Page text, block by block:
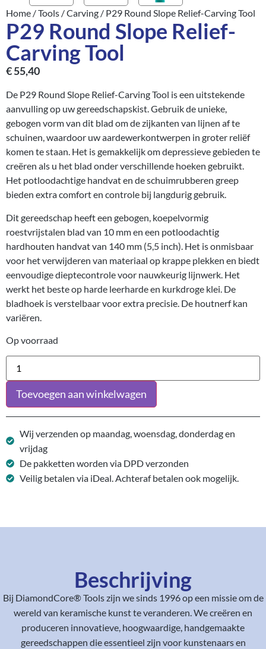
Home /Tools /Carving / P29 Round Slope Relief-Carving Tool
P29 Round Slope Relief-
Carving Tool
€55,40
De P29 Round Slope Relief-Carving Tool is een uitstekende
aanvulling op uw gereedschapskist. Gebruik de unieke,
gebogen vorm van dit blad om de zijkanten van lijnen af te
schuinen, waardoor uw aardewerkontwerpen in groter reliëf
komen te staan. Het is gemakkelijk om depressieve gebieden te
creëren als u het blad onder verschillende hoeken gebruikt.
Het potloodachtige handvat en de schuimrubberen greep
bieden extra comfort en controle bij langdurig gebruik.
Dit gereedschap heeft een gebogen, koepelvormig
roestvrijstalen blad van 10 mm en een potloodachtig
hardhouten handvat van 140 mm (5,5 inch). Het is onmisbaar
voor het verwijderen van materiaal op krappe plekken en biedt
eenvoudige dieptecontrole voor nauwkeurig lijnwerk. Het
werkt het beste op harde leerharde en kurkdroge klei. De
bladhoek is verstelbaar voor extra precisie. De houtnerf kan
variëren.
Op voorraad
Toevoegen aan winkelwagen
Wij verzenden op maandag, woensdag, donderdag en
vrijdag
De pakketten worden via DPD verzonden
Veilig betalen via iDeal. Achteraf betalen ook mogelijk.
Beschrijving
Bij DiamondCore® Tools zijn we sinds 1996 op een missie om de
wereld van keramische kunst te veranderen. We creëren en
produceren innovatieve, hoogwaardige, handgemaakte
gereedschappen die essentieel zijn voor kunstenaars en